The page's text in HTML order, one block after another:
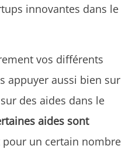
innovantes dans le
vos différents
appuyer aussi bien sur
des aides dans le
aides sont
pour un certain nombre